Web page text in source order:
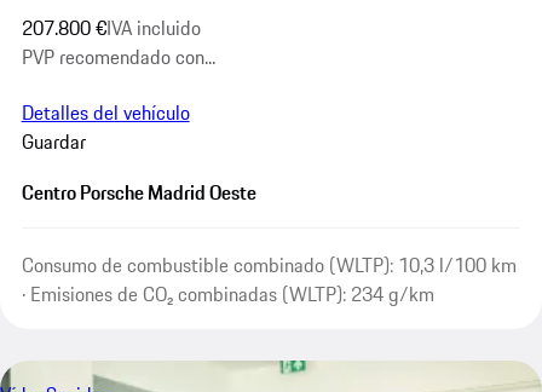
207.800 €IVA incluido
PVP recomendado con...
Detalles del vehículo
Guardar
Centro Porsche Madrid Oeste
Consumo de combustible combinado (WLTP): 10,3 l/100 km
· Emisiones de CO₂ combinadas (WLTP): 234 g/km